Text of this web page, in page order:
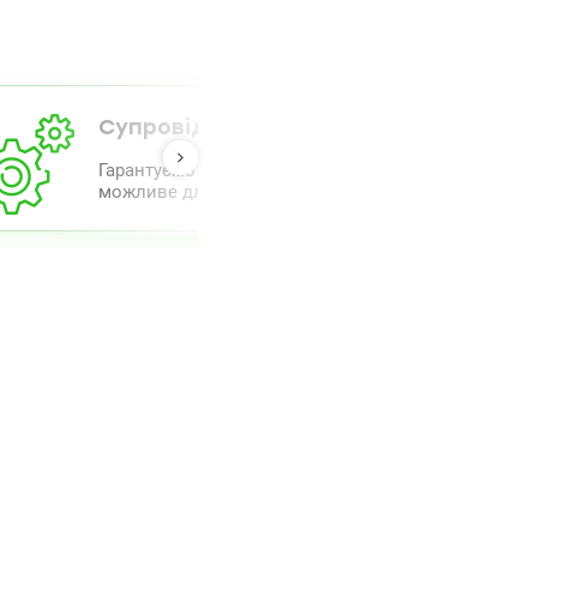
Супровід від А до Я
Гарантуємо повний комплекс супроводу та
можливе для полегшення процесу.